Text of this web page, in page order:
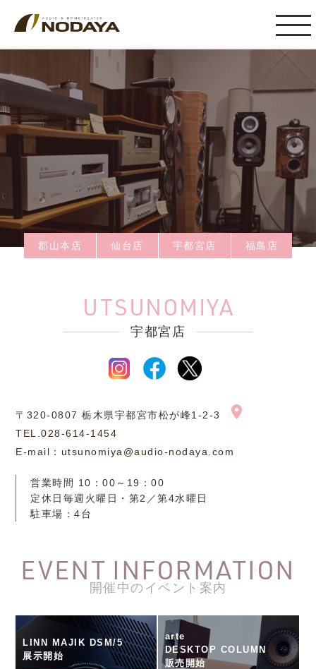
郡山本店 仙台店 宇都宮店 福島店
UTSUNOMIYA
宇都宮店
〒320-0807 栃木県宇都宮市松が峰1-2-3
TEL.028-614-1454
E-mail： utsunomiya@audio-nodaya.com
営業時間 10：00～19：00
定休日毎週火曜日・第2／第4水曜日
駐車場：4台
EVENT INFORMATION
開催中のイベント案内
LINN MAJIK DSM/5
展示開始
arte
DESKTOP COLUMN
販売開始